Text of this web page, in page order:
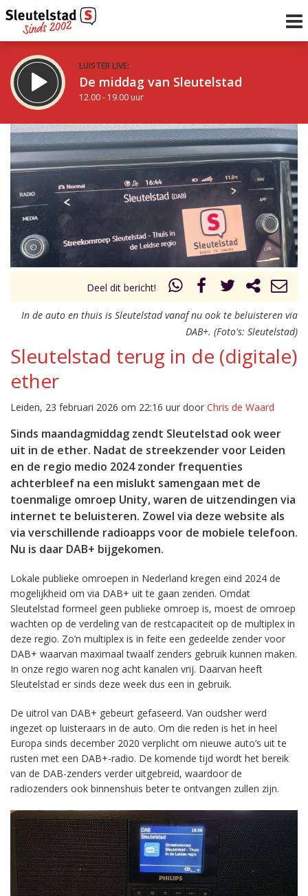
LUISTER LIVE:
De middag van Sleutelstad
12.00 - 19.00 uur
STRAKS:
De avond van Sleutelstad
19.00 - 22.00 uur
Vorig uur
uur 1 van 0 Volgend uur
Deel dit bericht!
In de auto en thuis is Sleutelstad vanaf nu ook te beluisteren via
DAB+. (Foto's: Sleutelstad)
Sleutelstad terug in de (digitale)
ether
Leiden, 23 februari 2026 om 22:16 uur door Chris de Waard
Sinds maandagmiddag zendt Sleutelstad ook weer
uit in de ether. Nadat de streekzender voor Leiden
en de regio medio 2024 zonder frequenties
achterbleef na een mislukt samengaan met de
toenmalige omroep Unity, waren de uitzendingen via
internet te beluisteren. Zowel via deze website als
via verschillende radioapps voor de mobiele telefoon.
Nu is daar DAB+ bijgekomen.
Lokale publieke omroepen in Nederland kregen eind 2024 de
mogelijkheid om via DAB+ uit te gaan zenden. Omdat
Sleutelstad formeel geen publieke omroep is, moest de omroep
wachten op de verdeling van de restcapaciteit op de multiplex in
deze regio. Zo’n multiplex is in feite een gedeelde zender voor
DAB+ waarvan maximaal twaalf zenders gebruik kunnen maken.
In onze regio waren nog acht kanalen vrij. Daarvan heeft
Sleutelstad er sinds deze week dus een in gebruik.
De uitrol van DAB+ gebeurt gefaseerd. Van oudsher werd
ingezet op luisteraars in de auto. Om die reden is het in heel
Europa sinds december 2020 verplicht om nieuwe auto’s uit te
rusten met een DAB+-radio. De komende tijd wordt het bereik
van de DAB-zenders verder uitgebreid, waardoor de
radiozenders ook binnenshuis beter te ontvangen zullen zijn.